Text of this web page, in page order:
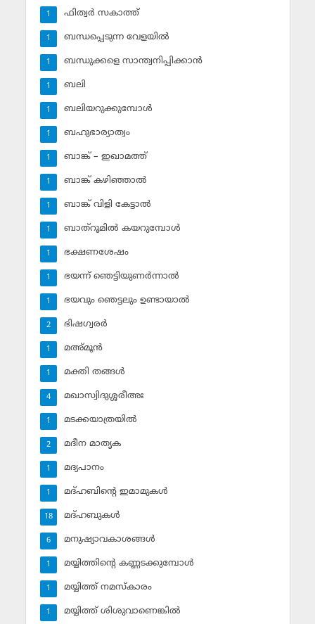
ഫിത്വര്‍ സകാത്ത്‌
1
ബന്ധപ്പെടുന്ന വേളയില്‍
1
ബന്ധുക്കളെ സാന്ത്വനിപ്പിക്കാന്‍
1
ബലി
1
ബലിയറുക്കുമ്പോള്‍
1
ബഹുഭാര്യാത്വം
1
ബാങ്ക് – ഇഖാമത്ത്
1
ബാങ്ക് കഴിഞ്ഞാല്‍
1
ബാങ്ക് വിളി കേട്ടാല്‍
1
ബാത്‌റൂമില്‍ കയറുമ്പോള്‍
1
ഭക്ഷണശേഷം
1
ഭയന്ന് ഞെട്ടിയുണര്‍ന്നാല്‍
1
ഭയവും ഞെട്ടലും ഉണ്ടായാല്‍
1
ഭിഷഗ്വരര്‍
2
മഅ്മൂന്‍
1
മക്തി തങ്ങള്‍
1
മഖാസ്വിദുശ്ശരീഅഃ
4
മടക്കയാത്രയില്‍
1
മദീന മാതൃക
2
മദ്യപാനം
1
മദ്ഹബിന്റെ ഇമാമുകള്‍
1
മദ്ഹബുകള്‍
18
മനുഷ്യാവകാശങ്ങള്‍
6
മയ്യിത്തിന്റെ കണ്ണടക്കുമ്പോള്‍
1
മയ്യിത്ത് നമസ്‌കാരം
1
മയ്യിത്ത് ശിശുവാണെങ്കില്‍
1